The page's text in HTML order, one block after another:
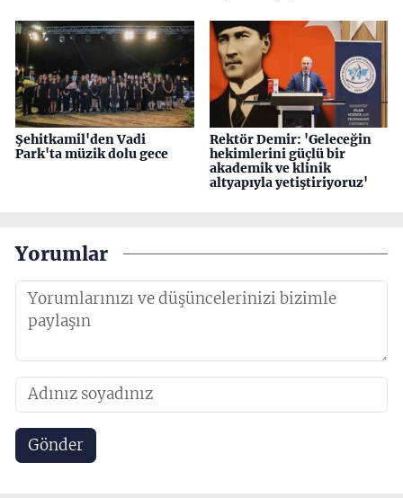
Şehitkamil'den Vadi
Park'ta müzik dolu gece
Rektör Demir: 'Geleceğin
hekimlerini güçlü bir
akademik ve klinik
altyapıyla yetiştiriyoruz'
Yorumlar
Gönder